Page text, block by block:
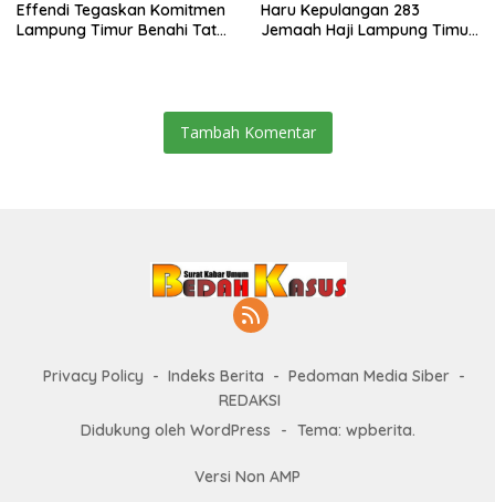
Effendi Tegaskan Komitmen
Lampung Timur Benahi Tata
Haru Kepulangan 283
Jemaah Haji Lampung Timur,
Tambah Komentar
Privacy Policy Indeks Berita
Pedoman Media Siber
REDAKSI
Didukung oleh WordPress
- Tema: wpberita.
Versi Non AMP